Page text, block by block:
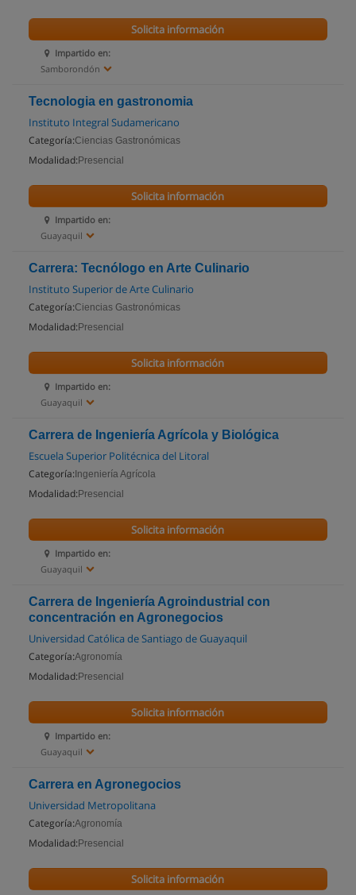
Impartido en:
Samborondón
Solicita información
Tecnologia en gastronomia
Instituto Integral Sudamericano
Categoría:Ciencias Gastronómicas
Modalidad: Presencial
Impartido en:
Guayaquil
Solicita información
Carrera: Tecnólogo en Arte Culinario
Instituto Superior de Arte Culinario
Categoría:Ciencias Gastronómicas
Modalidad: Presencial
Impartido en:
Guayaquil
Solicita información
Carrera de Ingeniería Agrícola y Biológica
Escuela Superior Politécnica del Litoral
Categoría: Ingeniería Agrícola
Modalidad: Presencial
Impartido en:
Guayaquil
Solicita información
Carrera de Ingeniería Agroindustrial con
concentración en Agronegocios
Universidad Católica de Santiago de Guayaquil
Categoría:Agronomía
Modalidad: Presencial
Impartido en:
Guayaquil
Solicita información
Carrera en Agronegocios
Universidad Metropolitana
Categoría:Agronomía
Modalidad: Presencial
Solicita información